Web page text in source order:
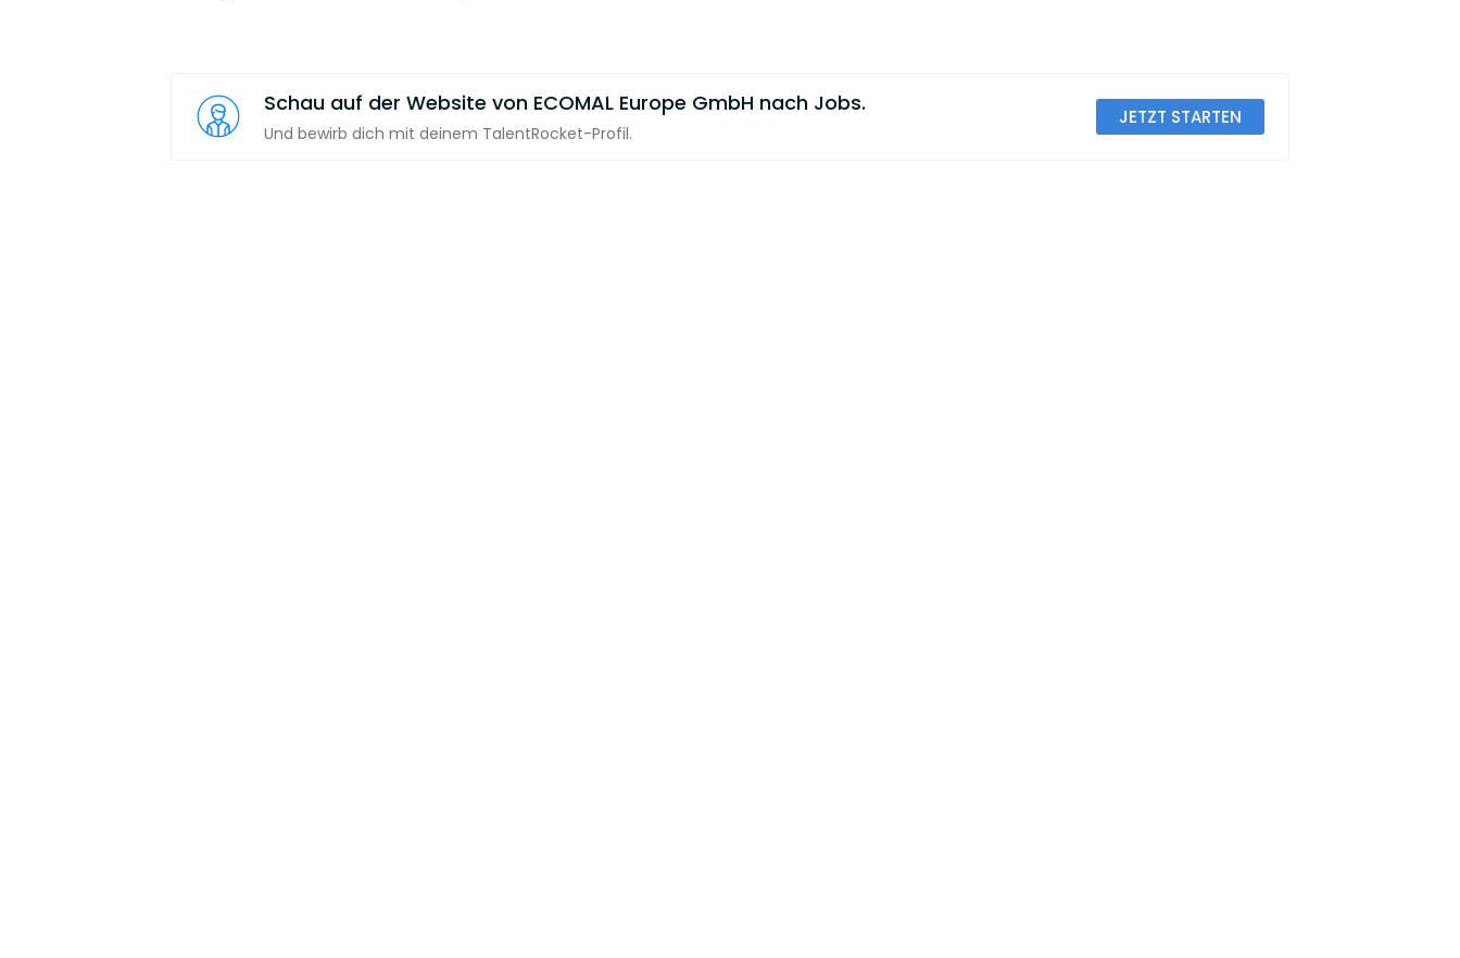
Schau auf der Website von ECOMAL Europe GmbH nach Jobs.
Und bewirb dich mit deinem TalentRocket-Profil.
JETZT STARTEN